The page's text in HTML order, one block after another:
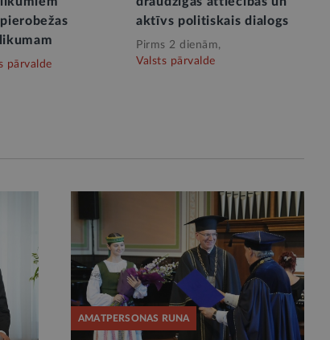
pārvalde
aktīvs politiskais dialogs
Pirms 2 dienām,
Valsts pārvalde
AMATPERSONAS RUNA